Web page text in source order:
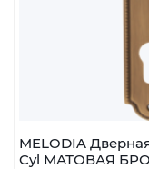
MELODIA
Cyl МАТОВАЯ